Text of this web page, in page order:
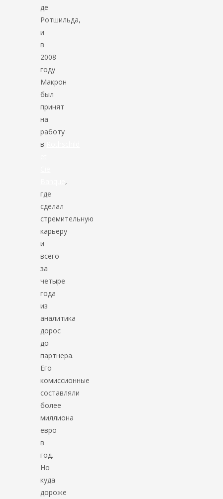
де
Ротшильда,
и
в
2008
году
Макрон
был
принят
на
работу
в
,
где
сделал
стремительную
карьеру
и
всего
за
четыре
года
из
аналитика
дорос
до
партнера.
Его
комиссионные
составляли
более
миллиона
евро
в
год.
Но
куда
дороже